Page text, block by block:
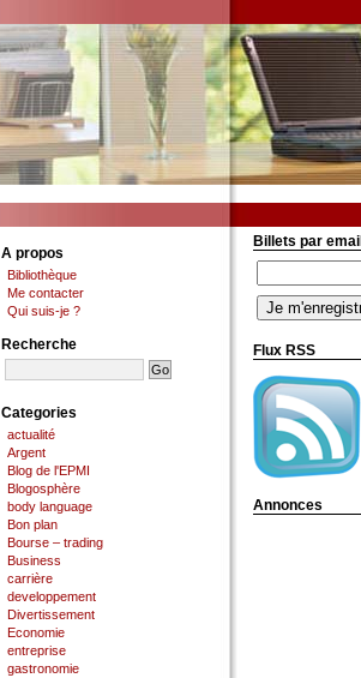
A propos
Bibliothèque
Me contacter
Qui suis-je ?
Recherche
Categories
actualité
Argent
Blog de l'EPMI
Blogosphère
body language
Bon plan
Bourse – trading
Business
carrière
developpement
Divertissement
Economie
entreprise
gastronomie
Billets par email
Flux RSS
Annonces